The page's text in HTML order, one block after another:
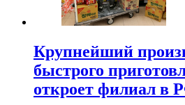
Крупнейший
быстрого
откроет филиал в